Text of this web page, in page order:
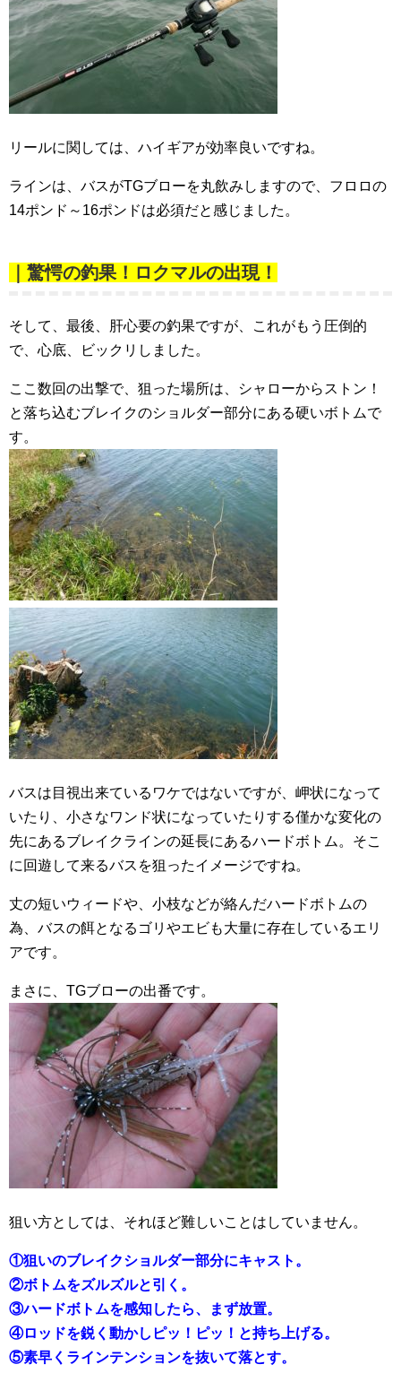
リールに関しては、ハイギアが効率良いですね。
ラインは、バスがTGブローを丸飲みしますので、フロロの
14ポンド～16ポンドは必須だと感じました。
｜驚愕の釣果！ロクマルの出現！
そして、最後、肝心要の釣果ですが、これがもう圧倒的
で、心底、ビックリしました。
ここ数回の出撃で、狙った場所は、シャローからストン！
と落ち込むブレイクのショルダー部分にある硬いボトムで
す。
バスは目視出来ているワケではないですが、岬状になって
いたり、小さなワンド状になっていたりする僅かな変化の
先にあるブレイクラインの延長にあるハードボトム。そこ
に回遊して来るバスを狙ったイメージですね。
丈の短いウィードや、小枝などが絡んだハードボトムの
為、バスの餌となるゴリやエビも大量に存在しているエリ
アです。
まさに、TGブローの出番です。
狙い方としては、それほど難しいことはしていません。
①狙いのブレイクショルダー部分にキャスト。
②ボトムをズルズルと引く。
③ハードボトムを感知したら、まず放置。
④ロッドを鋭く動かしピッ！ピッ！と持ち上げる。
⑤素早くラインテンションを抜いて落とす。